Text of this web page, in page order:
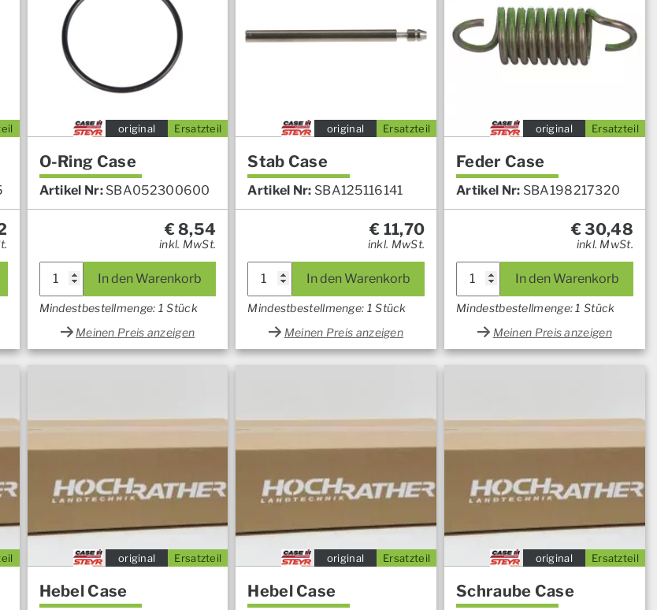
Ersatzteil
original
O-Ring Case
Artikel Nr: SBA052300600
€8,54
inkl. MwSt.
In den Warenkorb
Mindestbestellmenge: 1 Stück
Meinen Preis anzeigen
Ersatzteil
original
Stab Case
Artikel Nr: SBA125116141
€ 11,70
inkl. MwSt.
In den Warenkorb
Mindestbestellmenge: 1 Stück
Meinen Preis anzeigen
Ersatzteil
original
Feder Case
Artikel Nr: SBA198217320
€30,48
inkl. MwSt.
In den Warenkorb
Mindestbestellmenge: 1 Stück
Meinen Preis anzeigen
Ersatzteil
original
Hebel Case
Ersatzteil
original
Hebel Case
Ersatzteil
original
Schraube Case